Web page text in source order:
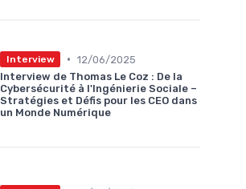
Interview • 12/06/2025
Interview de Thomas Le Coz : De la
Cybersécurité à l'Ingénierie Sociale –
Stratégies et Défis pour les CEO dans
un Monde Numérique